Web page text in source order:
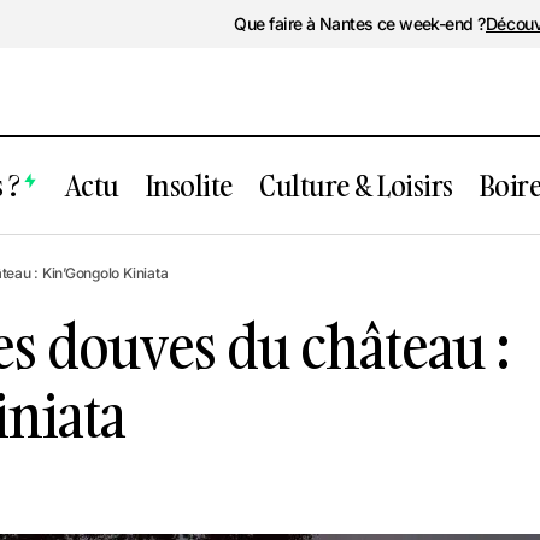
Que faire à Nantes ce week-end ?
Actu Insolite Culture & Loisirs
dans les douves du château :
: Kin’Gongolo Kiniata
douves du château :